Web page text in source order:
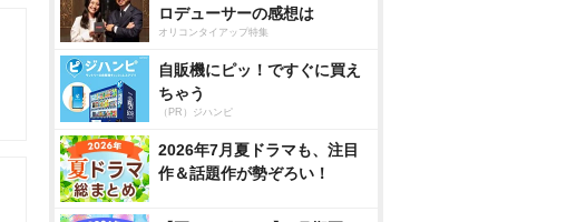
ロデューサーの感想は
オリコンタイアップ特集
自販機にピッ！ですぐに買え
ちゃう
（PR）ジハンピ
2026年7月夏ドラマも、注目
作＆話題作が勢ぞろい！